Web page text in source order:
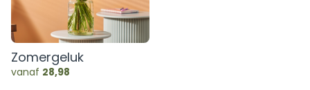
Zomergeluk
vanaf 28,98